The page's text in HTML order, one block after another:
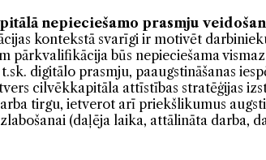
nepieciešamo prasmju
kontekstā svarīgi ir motivēt
pārkvalifikācija būs nepieciešama
digitālo prasmju, paaugstināšanas
cilvēkkapitāla attīstības stratēģijas
tirgu, ietverot arī priekšlikumus
(daļēja laika, attālināta darba,